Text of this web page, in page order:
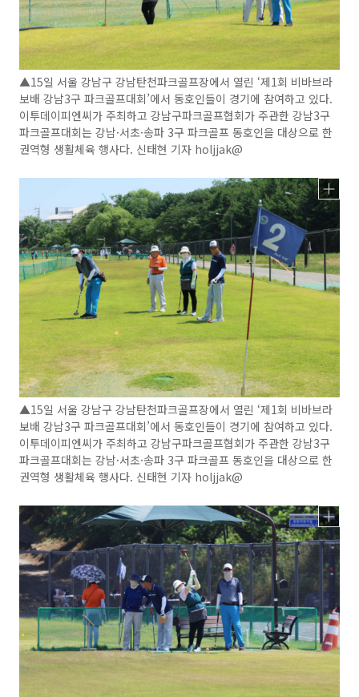
▲15일 서울 강남구 강남탄천파크골프장에서 열린 ‘제1회 비바브라
보배 강남3구 파크골프대회’에서 동호인들이 경기에 참여하고 있다.
이투데이피엔씨가 주최하고 강남구파크골프협회가 주관한 강남3구
파크골프대회는 강남·서초·송파 3구 파크골프 동호인을 대상으로 한
권역형 생활체육 행사다. 신태현 기자 holjjak@
▲15일 서울 강남구 강남탄천파크골프장에서 열린 ‘제1회 비바브라
보배 강남3구 파크골프대회’에서 동호인들이 경기에 참여하고 있다.
이투데이피엔씨가 주최하고 강남구파크골프협회가 주관한 강남3구
파크골프대회는 강남·서초·송파 3구 파크골프 동호인을 대상으로 한
권역형 생활체육 행사다. 신태현 기자 holjjak@